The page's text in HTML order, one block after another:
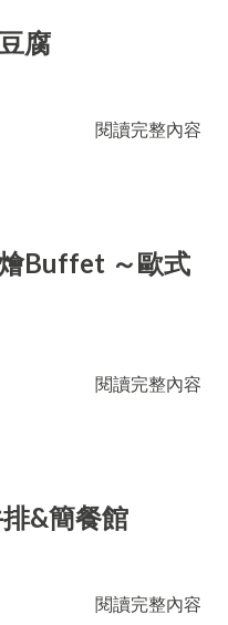
腐
閱讀完整內容
燴Buffet ～歐式
閱讀完整內容
排&簡餐館
閱讀完整內容